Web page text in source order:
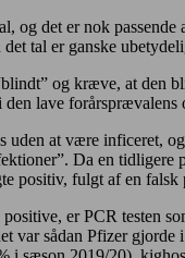
og det er nok
tal er ganske
og kræve, at den
lave forårsprævalens
at være inficeret,
Da en
positiv, fulgt af en
er PCR testen
var sådan Pfizer